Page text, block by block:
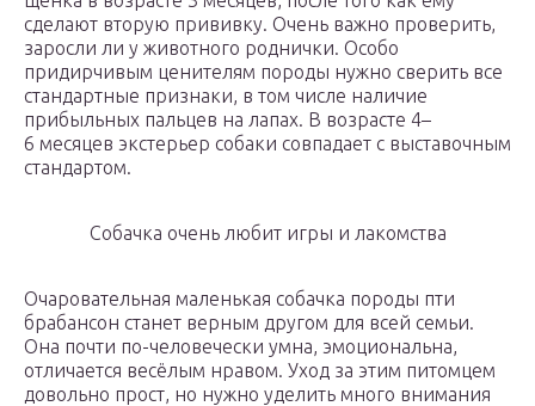
сделают вторую прививку. Очень важно проверить,
заросли ли у животного роднички. Особо
придирчивым ценителям породы нужно сверить все
стандартные признаки, в том числе наличие
прибыльных пальцев на лапах. В возрасте 4–
6 месяцев экстерьер собаки совпадает с выставочным
стандартом.
Собачка очень любит игры и лакомства
Очаровательная маленькая собачка породы пти
брабансон станет верным другом для всей семьи.
Она почти по-человечески умна, эмоциональна,
отличается весёлым нравом. Уход за этим питомцем
довольно прост, но нужно уделить много внимания